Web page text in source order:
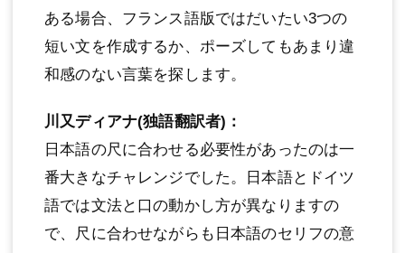
ある場合、フランス語版ではだいたい3つの
短い文を作成するか、ポーズしてもあまり違
和感のない言葉を探します。
川又ディアナ(独語翻訳者)：
日本語の尺に合わせる必要性があったのは一
番大きなチャレンジでした。日本語とドイツ
語では文法と口の動かし方が異なりますの
で、尺に合わせながらも日本語のセリフの意